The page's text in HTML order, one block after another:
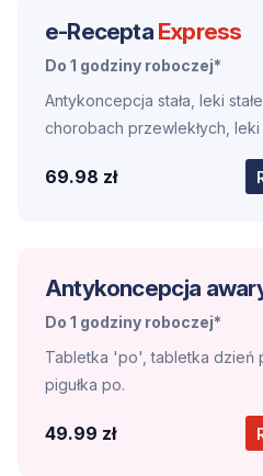
e-Recepta Express
Do 1 godziny roboczej*
Antykoncepcja stała, leki
chorobach przewlekłych,
69.98 zł
Antykoncepcja
Do 1 godziny roboczej*
Tabletka 'po', tabletka dzień
pigułka po.
49.99 zł